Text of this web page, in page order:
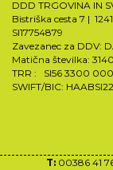
DDD TRGOVINA IN
Bistriška cesta 7 |
SI17754879
Zavezanec za DDV:
Matična številka:
TRR : SI56 3300
SWIFT/BIC: HAABSI22
T:00386 41